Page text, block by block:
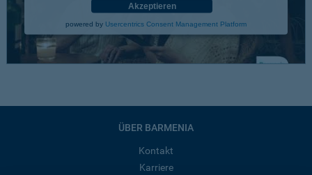
Akzeptieren
powered by Usercentrics Consent Management Platform
ÜBER BARMENIA
Kontakt
Karriere